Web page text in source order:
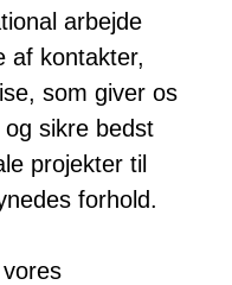
arbejde
af kontakter,
som giver os
sikre bedst
projekter til
forhold.